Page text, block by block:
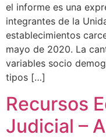
el informe es una
integrantes de la
establecimientos
mayo de 2020. La
variables socio
tipos […]
Recursos
Judicial –